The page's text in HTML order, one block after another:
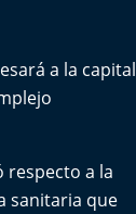
a la capital
respecto a la
sanitaria que